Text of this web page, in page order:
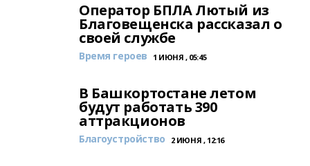
Оператор БПЛА Лютый из
Благовещенска рассказал о
своей службе
Время героев 1 ИЮНЯ , 05:45
В Башкортостане летом
будут работать 390
аттракционов
Благоустройство 2 ИЮНЯ , 12:16